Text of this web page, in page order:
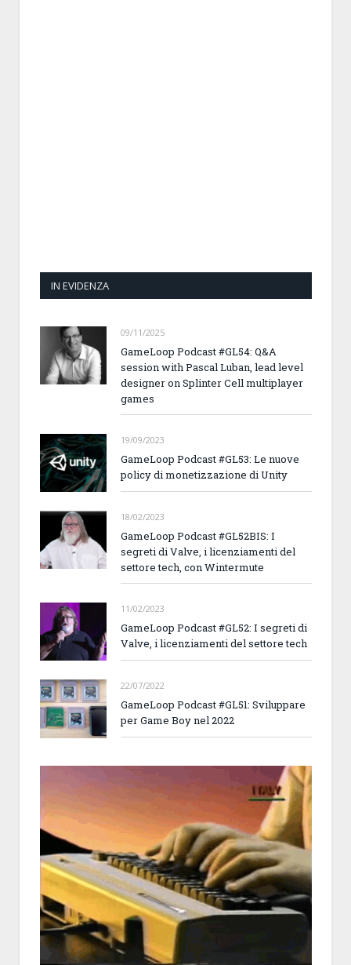
IN EVIDENZA
09/11/2025
GameLoop Podcast #GL54: Q&A
session with Pascal Luban, lead level
designer on Splinter Cell multiplayer
games
19/09/2023
GameLoop Podcast #GL53: Le nuove
policy di monetizzazione di Unity
18/02/2023
GameLoop Podcast #GL52BIS: I
segreti di Valve, i licenziamenti del
settore tech, con Wintermute
11/02/2023
GameLoop Podcast #GL52: I segreti di
Valve, i licenziamenti del settore tech
22/07/2022
GameLoop Podcast #GL51: Sviluppare
per Game Boy nel 2022